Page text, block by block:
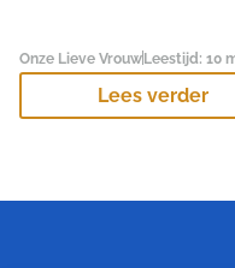
Onze Lieve VrouwLeestijd: 10
Lees verder